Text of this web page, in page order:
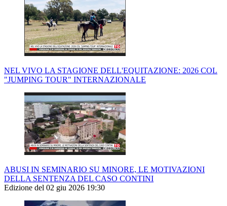
NEL VIVO LA STAGIONE DELL'EQUITAZIONE: 2026 COL
"JUMPING TOUR" INTERNAZIONALE
ABUSI IN SEMINARIO SU MINORE, LE MOTIVAZIONI
DELLA SENTENZA DEL CASO CONTINI
Edizione del 02 giu 2026 19:30